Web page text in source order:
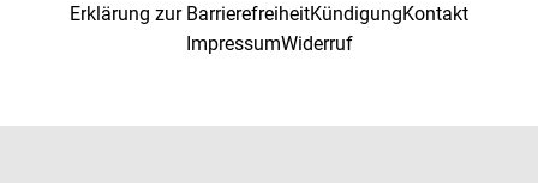
Erklärung zur BarrierefreiheitKündigungKontakt
ImpressumWiderruf